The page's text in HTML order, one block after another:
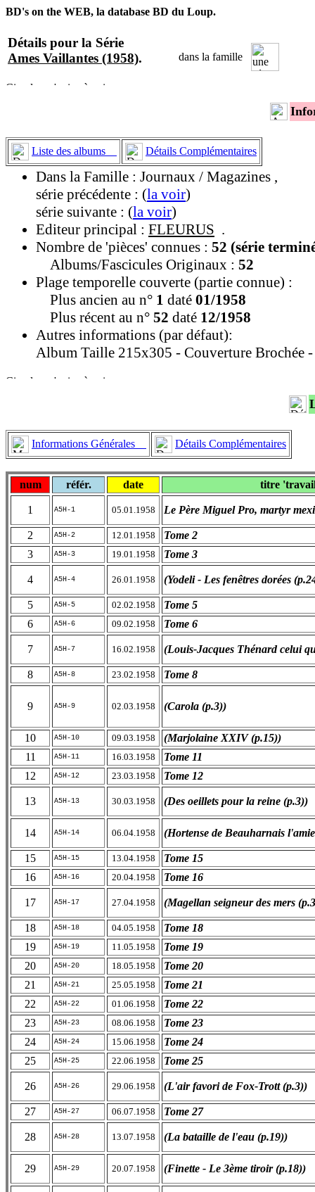
BD's on the WEB, la database BD du Loup.
Détails pour la Série
Ames Vaillantes (1958). dans la famille
Liste des albums Détails Complémentaires
Dans la Famille : Journaux / Magazines ,
série précédente : (la voir)
série suivante : (la voir)
Editeur principal : FLEURUS .
Nombre de 'pièces' connues : 52 (série
Albums/Fascicules Originaux : 52
Plage temporelle couverte (partie connue) :
Plus ancien au n° 1 daté 01/1958
Plus récent au n° 52 daté 12/1958
Autres informations (par défaut):
Album Taille 215x305 - Couverture Brochée
Informations Générales Détails Complémentaires
num référ. date titre
1 A5H-1 05.01.1958 Le Père Miguel Pro, martyr
2 A5H-2 12.01.1958
Tome 2
3
A5H-3 19.01.1958 Tome 3
4 A5H-4 26.01.1958 (Yodeli - Les fenêtres dorées
5 A5H-5 02.02.1958
Tome 5
6
A5H-6 09.02.1958 Tome 6
7 A5H-7 16.02.1958 (Louis-Jacques Thénard celui
8 A5H-8 23.02.1958 Tome 8
9 A5H-9 02.03.1958 (Carola (p.3))
10 A5H-10 09.03.1958
(Marjolaine XXIV (p.15))
11
A5H-11 16.03.1958
Tome 11
12
A5H-12 23.03.1958 Tome 12
13 A5H-13 30.03.1958 (Des oeillets pour la reine (p.3))
14 A5H-14 06.04.1958 (Hortense de Beauharnais
15 A5H-15 13.04.1958
Tome 15
16
A5H-16 20.04.1958 Tome 16
17 A5H-17 27.04.1958 (Magellan seigneur des mers
18 A5H-18 04.05.1958
Tome 18
19
A5H-19 11.05.1958
Tome 19
20
A5H-20 18.05.1958
Tome 20
21
A5H-21 25.05.1958
Tome 21
22
A5H-22 01.06.1958
Tome 22
23
A5H-23 08.06.1958
Tome 23
24
A5H-24 15.06.1958
Tome 24
25
A5H-25 22.06.1958 Tome 25
26 A5H-26 29.06.1958 (L'air favori de Fox-Trott (p.3))
27 A5H-27 06.07.1958 Tome 27
28 A5H-28 13.07.1958 (La bataille de l'eau (p.19))
29 A5H-29 20.07.1958 (Finette - Le 3ème tiroir (p.18))